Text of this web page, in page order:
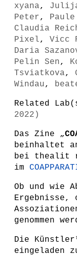
xyana,
Peter,
Claudia
Pixel, Vicc
Daria
Pelin Sen,
Tsviatkova,
Windau,
Related
2022)
Das Zine „
beinhaltet
bei thealit
im
Ob und wie
Ergebnisse,
genommen
Die
eingeladen zu